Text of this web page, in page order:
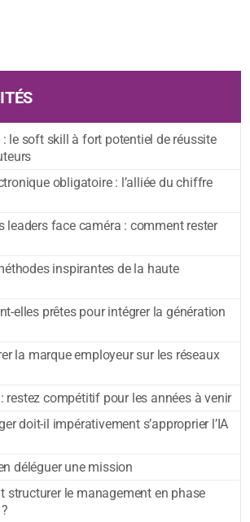
: le soft skill à fort potentiel de réussite
obligatoire : l’alliée du chiffre
leaders face caméra : comment rester
inspirantes de la haute
elles prêtes pour intégrer la génération
la marque employeur sur les réseaux
restez compétitif pour les années à venir
doit-il impérativement s’approprier l’IA
déléguer une mission
structurer le management en phase